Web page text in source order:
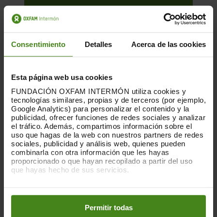
Consentimiento Detalles Acerca de las cookies
Esta página web usa cookies
FUNDACIÓN OXFAM INTERMÓN utiliza cookies y
tecnologías similares, propias y de terceros (por ejemplo,
Google Analytics) para personalizar el contenido y la
publicidad, ofrecer funciones de redes sociales y analizar
el tráfico. Además, compartimos información sobre el
uso que hagas de la web con nuestros partners de redes
sociales, publicidad y análisis web, quienes pueden
combinarla con otra información que les hayas
proporcionado o que hayan recopilado a partir del uso
que hayas hecho de sus servicios.
preferencias accediendo a nuestraPolítica de Cookieso
en los botones facilitados a continuación:
Permitir todas
01.12.2025
La huella que dejan las nubes. Los
centros de datos y las desigualdades
de la acumulación de centros de datos en